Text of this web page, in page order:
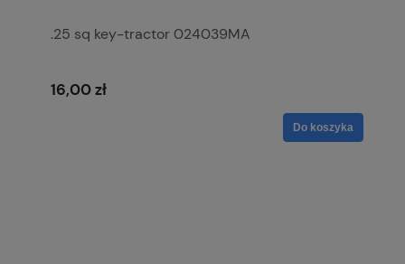
.25 sq key-tractor 024039MA
16,00 zł
Do koszyka